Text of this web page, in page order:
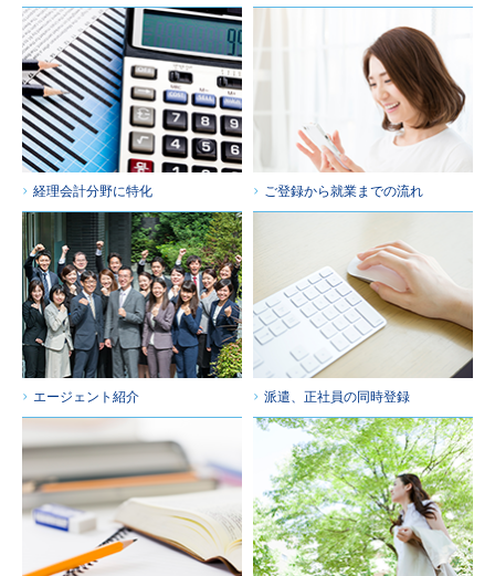
経理会計分野に特化 ご登録から就業までの流れ
エージェント紹介 派遣、正社員の同時登録